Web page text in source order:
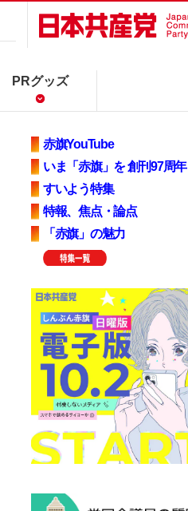
PRグッズ
赤旗YouTube
いま「赤旗」を 創刊97周年
すいよう特集
特報、焦点・論点
「赤旗」の魅力